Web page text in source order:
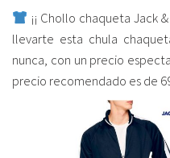
¡¡ Chollo chaqueta Jack
llevarte esta chula
nunca, con un precio
precio recomendado es de